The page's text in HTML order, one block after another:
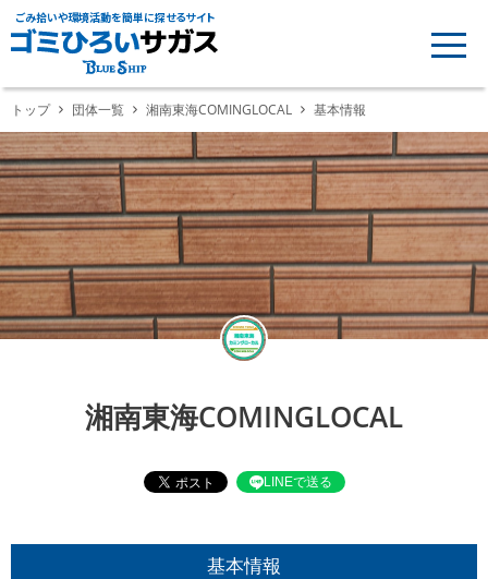
ごみ拾いや環境活動を簡単に探せるサイト
トップ 団体一覧 湘南東海COMINGLOCAL 基本情報
湘南東海COMINGLOCAL
LINEで送る
基本情報